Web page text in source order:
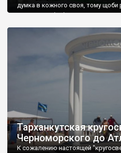
думка в кожного своя, тому щоби
запрошую відвідати це
Тарханкутская
Черноморского до
К сожалению настоящей